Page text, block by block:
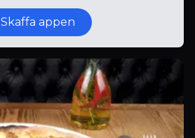
Skaffa appen